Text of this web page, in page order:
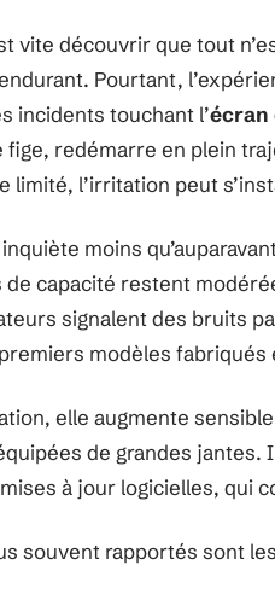
vite découvrir que tout
Pourtant,
incidents touchant l’écran
fige, redémarre en plein
limité, l’irritation peut
inquiète moins
capacité restent
signalent des bruits
modèles fabriqués
elle augmente
de grandes jantes.
à jour logicielles, qui
souvent rapportés sont